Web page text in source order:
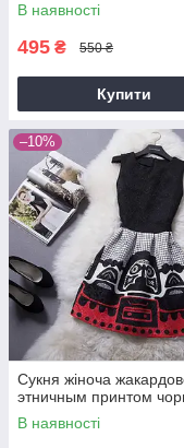
В наявності
495 ₴ 550 ₴
Купити
–10%
Сукня жіноча
этничным принтом
В наявності